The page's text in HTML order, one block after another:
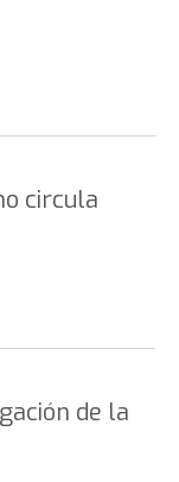
circula
de la